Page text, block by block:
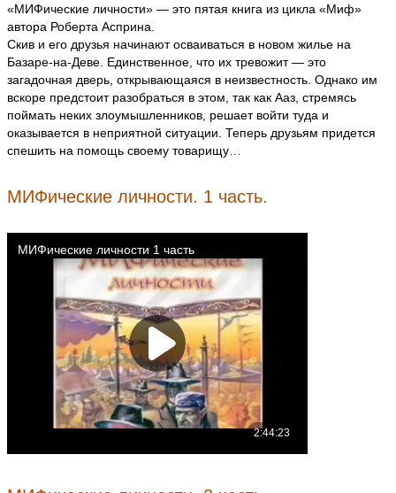
«МИФические личности» — это пятая книга из цикла «Миф»
автора Роберта Асприна.
Скив и его друзья начинают осваиваться в новом жилье на
Базаре-на-Деве. Единственное, что их тревожит — это
загадочная дверь, открывающаяся в неизвестность. Однако им
вскоре предстоит разобраться в этом, так как Ааз, стремясь
поймать неких злоумышленников, решает войти туда и
оказывается в неприятной ситуации. Теперь друзьям придется
спешить на помощь своему товарищу…
МИФические личности. 1 часть.